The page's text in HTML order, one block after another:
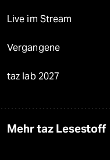
Live im Stream
Vergangene
taz lab 2027
Mehr taz Lesestoff